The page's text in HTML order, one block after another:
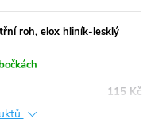
roh, elox hliník-lesklý
115 Kč